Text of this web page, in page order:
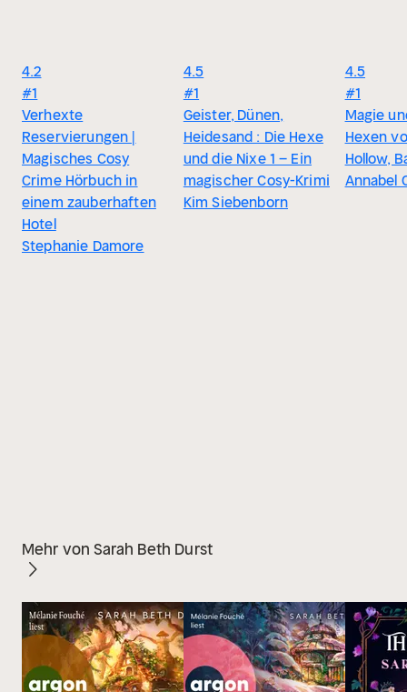
4.2
#1
Verhexte
Reservierungen |
Magisches Cosy
Crime Hörbuch in
einem zauberhaften
Hotel
Stephanie Damore
4.5
#1
Geister, Dünen,
Heidesand : Die Hexe
und die Nixe 1 – Ein
magischer Cosy-Krimi
Kim Siebenborn
4.5
#1
Magie
Hexen
Hollow,
Annabel
Mehr von Sarah Beth Durst